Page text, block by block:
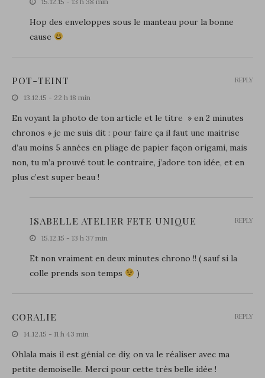
Hop des enveloppes sous le manteau pour la bonne
cause
POT-TEINT
13.12.15 - 22 h 18 min
En voyant la photo de ton article et le titre » en 2 minutes
chronos » je me suis dit : pour faire ça il faut une maitrise
d’au moins 5 années en pliage de papier façon origami, mais
non, tu m’a prouvé tout le contraire, j’adore ton idée, et en
plus c’est super beau !
REPLY
ISABELLE ATELIER FETE UNIQUE
15.12.15 - 13 h 37 min
Et non vraiment en deux minutes chrono !! ( sauf si la
colle prends son temps
)
REPLY
CORALIE
14.12.15 - 11 h 43 min
Ohlala mais il est génial ce diy, on va le réaliser avec ma
petite demoiselle. Merci pour cette très belle idée !
REPLY